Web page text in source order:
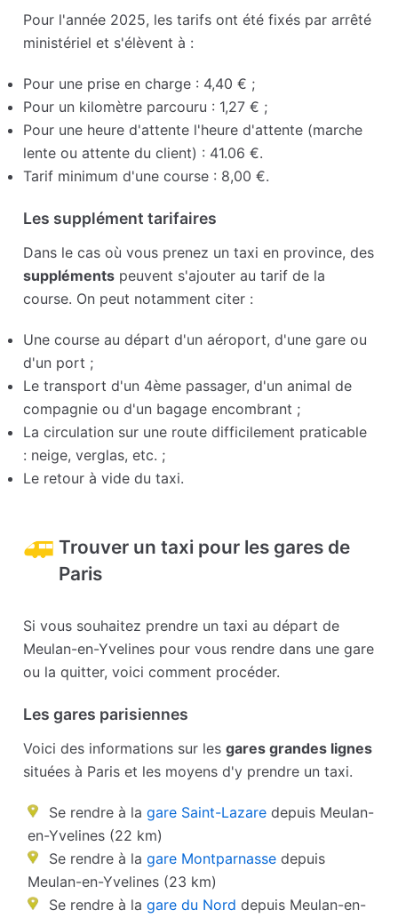
Pour l'année 2025, les tarifs ont été fixés par arrêté
ministériel et s'élèvent à :
Pour une prise en charge : 4,40 € ;
Pour un kilomètre parcouru : 1,27 € ;
Pour une heure d'attente l'heure d'attente (marche
lente ou attente du client) : 41.06 €.
Tarif minimum d'une course : 8,00 €.
Les supplément tarifaires
Dans le cas où vous prenez un taxi en province, des
suppléments peuvent s'ajouter au tarif de la
course. On peut notamment citer :
Une course au départ d'un aéroport, d'une gare ou
d'un port ;
Le transport d'un 4ème passager, d'un animal de
compagnie ou d'un bagage encombrant ;
La circulation sur une route difficilement praticable
: neige, verglas, etc. ;
Le retour à vide du taxi.
Trouver un taxi pour les gares de
Paris
Si vous souhaitez prendre un taxi au départ de
Meulan-en-Yvelines pour vous rendre dans une gare
ou la quitter, voici comment procéder.
Les gares parisiennes
Voici des informations sur lesgares grandes lignes
situées à Paris et les moyens d'y prendre un taxi.
Se rendre à la gare Saint-Lazare depuis Meulan-
en-Yvelines (22 km)
Se rendre à la gare Montparnasse depuis
Meulan-en-Yvelines (23 km)
Se rendre à la gare du Nord depuis Meulan-en-